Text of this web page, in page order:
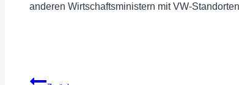
anderen Wirtschaftsministern mit VW-
Beitragsnavigation